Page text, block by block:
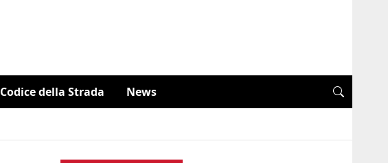
Codice della Strada News